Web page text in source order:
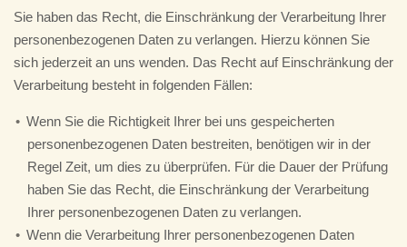
Sie haben das Recht, die Einschränkung der Verarbeitung Ihrer
personenbezogenen Daten zu verlangen. Hierzu können Sie
sich jederzeit an uns wenden. Das Recht auf Einschränkung der
Verarbeitung besteht in folgenden Fällen:
Wenn Sie die Richtigkeit Ihrer bei uns gespeicherten
personenbezogenen Daten bestreiten, benötigen wir in der
Regel Zeit, um dies zu überprüfen. Für die Dauer der Prüfung
haben Sie das Recht, die Einschränkung der Verarbeitung
Ihrer personenbezogenen Daten zu verlangen.
Wenn die Verarbeitung Ihrer personenbezogenen Daten